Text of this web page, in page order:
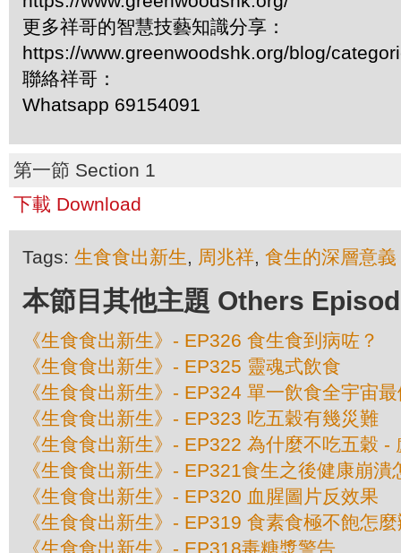
更多祥哥的智慧技藝知識分享：
https://www.greenwoodshk.org/blog/
聯絡祥哥：
Whatsapp 69154091
第一節 Section 1
下載 Download
Tags: 生食食出新生, 周兆祥, 食生的深層意義
本節目其他主題 Others
《生食食出新生》- EP326 食生食到病咗？
《生食食出新生》- EP325 靈魂式飲食
《生食食出新生》- EP324 單一飲食全宇宙
《生食食出新生》- EP323 吃五穀有幾災難
《生食食出新生》- EP322 為什麼不吃五穀 -
《生食食出新生》- EP321食生之後健康崩潰
《生食食出新生》- EP320 血腥圖片反效果
《生食食出新生》- EP319 食素食極不飽怎
《生食食出新生》- EP318毒糖漿警告